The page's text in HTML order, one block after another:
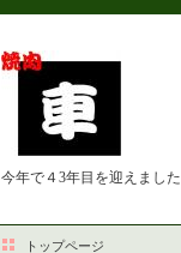
今年で４3年目を迎えました
トップページ